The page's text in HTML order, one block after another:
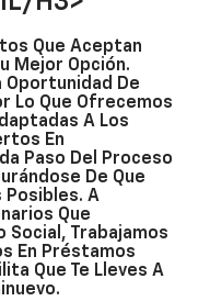
Que Aceptan
Mejor Opción.
Oportunidad De
Lo Que Ofrecemos
A Los
En
Paso Del Proceso
De Que
Posibles. A
Que
Social, Trabajamos
En Préstamos
Que Te Lleves A